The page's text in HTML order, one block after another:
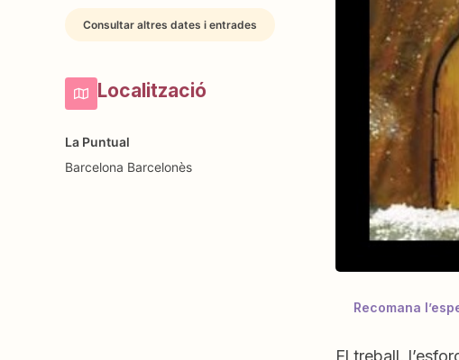
Consultar altres dates i entrades
Localització
La Puntual
Barcelona Barcelonès
Recomana
El treball,